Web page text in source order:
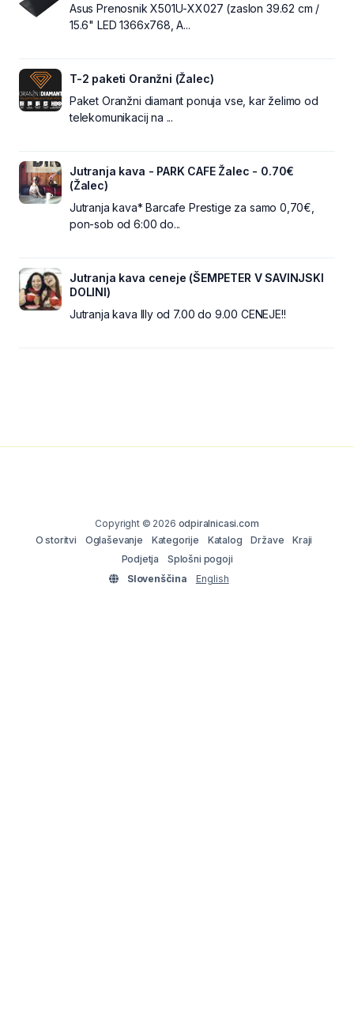
Asus Prenosnik X501U-XX027 (zaslon 39.62 cm /
15.6" LED 1366x768, A...
T-2 paketi Oranžni (Žalec)
Paket Oranžni diamant ponuja vse, kar želimo od
telekomunikacij na ...
Jutranja kava - PARK CAFE Žalec - 0.70€
(Žalec)
Jutranja kava* Barcafe Prestige za samo 0,70€,
pon-sob od 6:00 do...
Jutranja kava ceneje (ŠEMPETER V SAVINJSKI
DOLINI)
Jutranja kava Illy od 7.00 do 9.00 CENEJE!!
Copyright © 2026 odpiralnicasi.com
O storitvi
Oglaševanje Kategorije Katalog Države
Kraji
Podjetja
Splošni pogoji
Slovenščina
English